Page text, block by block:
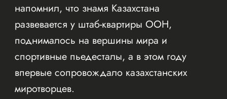
напомнил, что знамя Казахстана
развевается у штаб-квартиры ООН,
поднималось на вершины мира и
спортивные пьедесталы, а в этом году
впервые сопровождало казахстанских
миротворцев.